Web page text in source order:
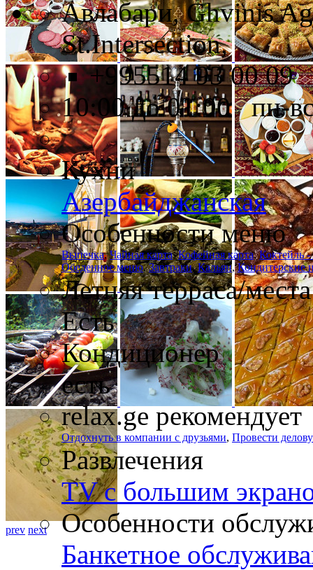
prev next
Авлабари, Ghvinis
St.Intersection,
+995514 93 00 09
10:00 до 01:00 пн-
Кухни
Азербайджанская
Особенности меню
Выпечка,Чайная карта,Кофейная карта,Коктейль -
Обеденное меню,Завтраки,Кальян,Кондитерские
Летняя терраса/
Есть
Кондиционер
есть
relax.ge рекомендует
Отдохнуть в компании с друзьями, Провести
Развлечения
TV с большим
Особенности
Банкетное